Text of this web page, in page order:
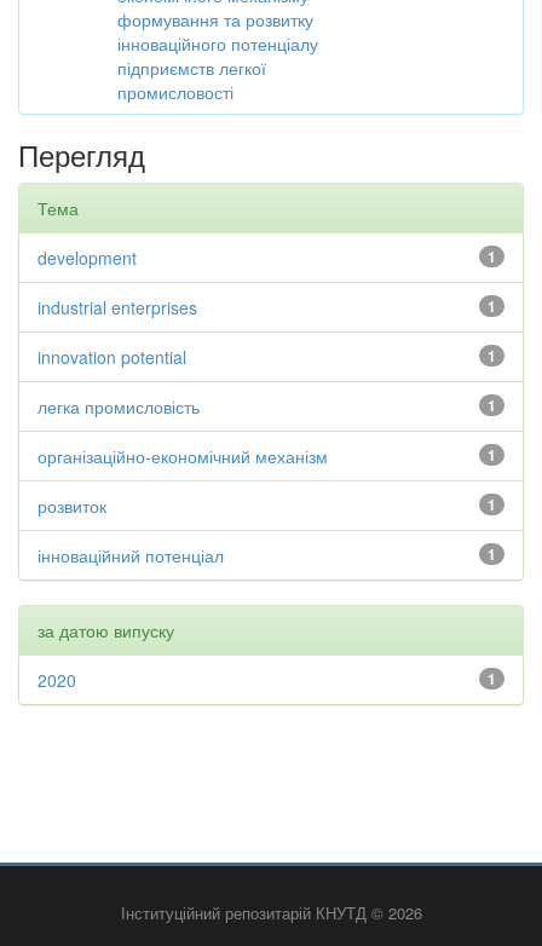
формування та розвитку
інноваційного потенціалу
підприємств легкої
промисловості
Перегляд
Тема
1
development
1
industrial enterprises
1
innovation potential
1
легка промисловість
1
організаційно-економічний механізм
1
розвиток
1
інноваційний потенціал
за датою випуску
1
2020
Інституційний репозитарій КНУТД © 2026